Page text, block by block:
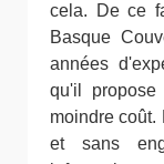
cela. De ce
Basque
années
qu'il
moindre coût.
et sans